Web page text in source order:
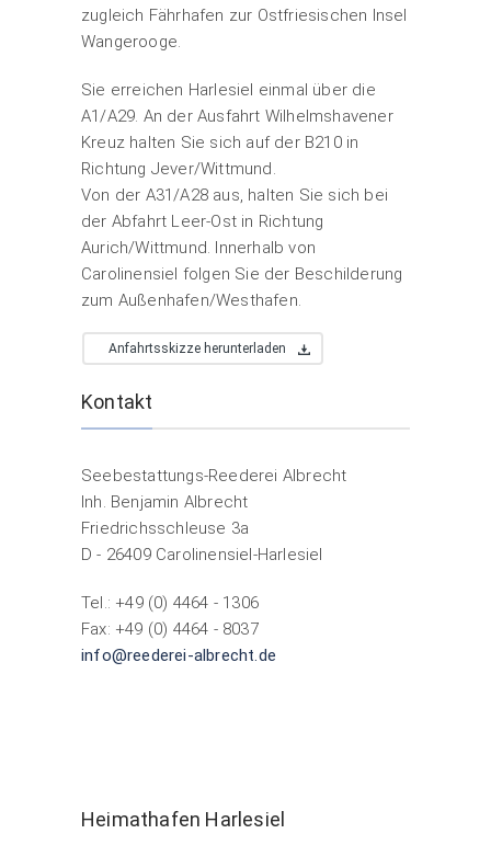
zugleich Fährhafen zur Ostfriesischen Insel
Wangerooge.
Sie erreichen Harlesiel einmal über die
A1/A29. An der Ausfahrt Wilhelmshavener
Kreuz halten Sie sich auf der B210 in
Richtung Jever/Wittmund.
Von der A31/A28 aus, halten Sie sich bei
der Abfahrt Leer-Ost in Richtung
Aurich/Wittmund. Innerhalb von
Carolinensiel folgen Sie der Beschilderung
zum Außenhafen/Westhafen.
Anfahrtsskizze herunterladen
Kontakt
Seebestattungs-Reederei Albrecht
Inh. Benjamin Albrecht
Friedrichsschleuse 3a
D - 26409 Carolinensiel-Harlesiel
Tel.: +49 (0) 4464 - 1306
Fax: +49 (0) 4464 - 8037
info@reederei-albrecht.de
Heimathafen Harlesiel